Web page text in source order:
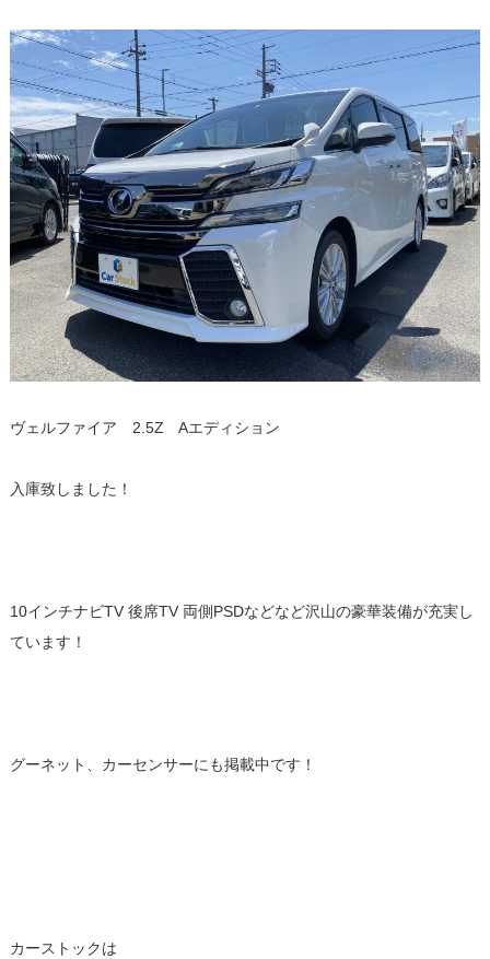
ヴェルファイア 2.5Z Aエディション
入庫致しました！
10インチナビTV 後席TV 両側PSDなどなど沢山の豪華装備が充実し
ています！
グーネット、カーセンサーにも掲載中です！
カーストックは